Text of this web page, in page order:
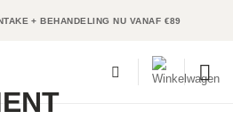
+ BEHANDELING NU VANAF €89